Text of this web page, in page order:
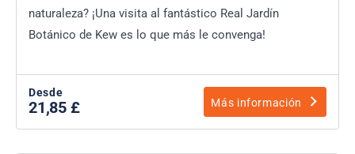
naturaleza? ¡Una visita al fantástico Real Jardín
Botánico de Kew es lo que más le convenga!
Desde
21,85 £ Más información